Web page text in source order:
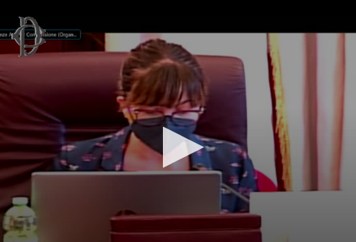
WebTV Camera dei Deputati
Vai al menu di navigazione
Contenuto
Fine contenuto
Vai al contenuto principale Vai al menu di navigazione